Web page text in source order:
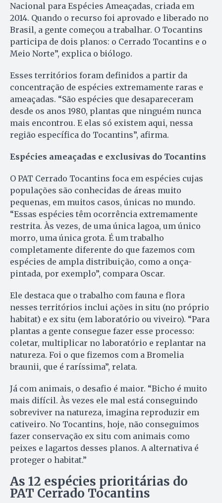
Nacional para Espécies Ameaçadas, criada em
2014. Quando o recurso foi aprovado e liberado no
Brasil, a gente começou a trabalhar. O Tocantins
participa de dois planos: o Cerrado Tocantins e o
Meio Norte”, explica o biólogo.
Esses territórios foram definidos a partir da
concentração de espécies extremamente raras e
ameaçadas. “São espécies que desapareceram
desde os anos 1980, plantas que ninguém nunca
mais encontrou. E elas só existem aqui, nessa
região específica do Tocantins”, afirma.
Espécies ameaçadas e exclusivas do Tocantins
O PAT Cerrado Tocantins foca em espécies cujas
populações são conhecidas de áreas muito
pequenas, em muitos casos, únicas no mundo.
“Essas espécies têm ocorrência extremamente
restrita. Às vezes, de uma única lagoa, um único
morro, uma única grota. É um trabalho
completamente diferente do que fazemos com
espécies de ampla distribuição, como a onça-
pintada, por exemplo”, compara Oscar.
Ele destaca que o trabalho com fauna e flora
nesses territórios inclui ações in situ (no próprio
habitat) e ex situ (em laboratório ou viveiro). “Para
plantas a gente consegue fazer esse processo:
coletar, multiplicar no laboratório e replantar na
natureza. Foi o que fizemos com a Bromelia
braunii, que é raríssima”, relata.
Já com animais, o desafio é maior. “Bicho é muito
mais difícil. Às vezes ele mal está conseguindo
sobreviver na natureza, imagina reproduzir em
cativeiro. No Tocantins, hoje, não conseguimos
fazer conservação ex situ com animais como
peixes e lagartos desses planos. A alternativa é
proteger o habitat.”
As 12 espécies prioritárias do
PAT Cerrado Tocantins